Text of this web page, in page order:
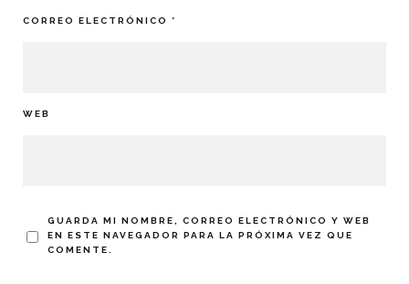
CORREO ELECTRÓNICO *
WEB
GUARDA MI NOMBRE, CORREO ELECTRÓNICO Y WEB
EN ESTE NAVEGADOR PARA LA PRÓXIMA VEZ QUE
COMENTE.